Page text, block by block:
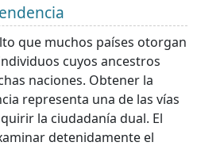
que muchos países otorgan
cuyos ancestros
naciones. Obtener la
representa una de las vías
la ciudadanía dual. El
detenidamente el